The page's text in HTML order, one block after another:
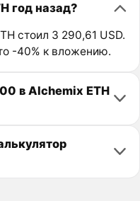
год назад?
стоил 3 290,61 USD.
-40% к вложению.
в Alchemix ETH